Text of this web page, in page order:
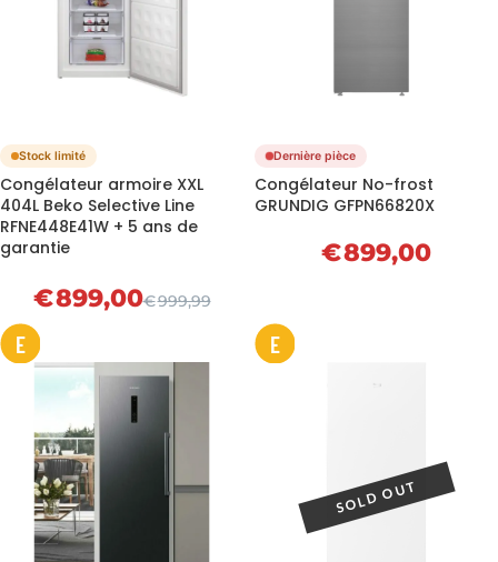
Stock limité
Congélateur armoire XXL
404L Beko Selective Line
RFNE448E41W + 5 ans de
garantie
€999,99
€899,00
Dernière pièce
Congélateur No-frost
GRUNDIG GFPN66820X
€899,00
E E